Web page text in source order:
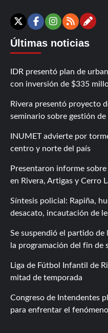
X Facebook
RSS
Últimas noticias
IDR presentó plan de
con inversión de $335
Rivera presentó proyecto
seminario sobre gestión de
INUMET advierte por
centro y norte del país
Presentaron informe
en Rivera, Artigas y Cerro
Síntesis policial: Rapiña,
desacato, incautación de
Se suspendió el partido de
la programación del fin de
Liga de Fútbol Infantil de
mitad de temporada
Congreso de Intendentes
para enfrentar el